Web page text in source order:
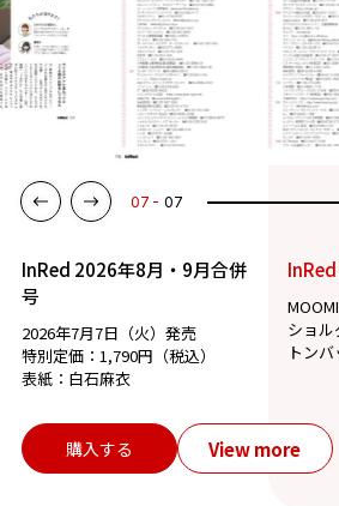
07 07
InRed 2026年8月・9月合併
号
2026年7月7日（火）発売
特別定価：1,790円（税込）
表紙：白石麻衣
ショ
トン
購入する View more